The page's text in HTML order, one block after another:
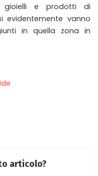
gioielli e prodotti di
vanno
in quella zona in
articolo?